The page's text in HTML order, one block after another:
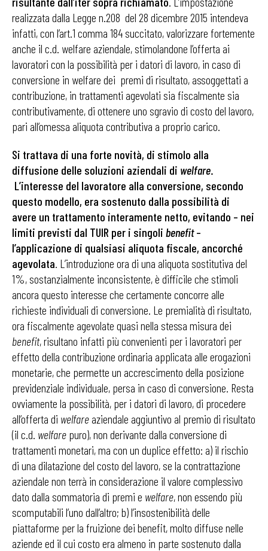
realizzata dalla Legge n.208 del 28 dicembre 2015 intendeva
infatti, con l’art.1 comma 184 succitato, valorizzare fortemente
anche il c.d. welfare aziendale, stimolandone l’offerta ai
lavoratori con la possibilità per i datori di lavoro, in caso di
conversione in welfare dei premi di risultato, assoggettati a
contribuzione, in trattamenti agevolati sia fiscalmente sia
contributivamente, di ottenere uno sgravio di costo del lavoro,
pari all’omessa aliquota contributiva a proprio carico.
Si trattava di una forte novità, di stimolo alla
diffusione delle soluzioni aziendali di welfare.
L’interesse del lavoratore alla conversione, secondo
questo modello, era sostenuto dalla possibilità di
avere un trattamento interamente netto, evitando – nei
limiti previsti dal TUIR per i singoli benefit–
l’applicazione di qualsiasi aliquota fiscale, ancorché
agevolata. L’introduzione ora di una aliquota sostitutiva del
1%, sostanzialmente inconsistente, è difficile che stimoli
ancora questo interesse che certamente concorre alle
richieste individuali di conversione. Le premialità di risultato,
ora fiscalmente agevolate quasi nella stessa misura dei
benefit, risultano infatti più convenienti per i lavoratori per
effetto della contribuzione ordinaria applicata alle erogazioni
monetarie, che permette un accrescimento della posizione
previdenziale individuale, persa in caso di conversione. Resta
ovviamente la possibilità, per i datori di lavoro, di procedere
all’offerta di welfare aziendale aggiuntivo al premio di risultato
(il c.d. welfare puro), non derivante dalla conversione di
trattamenti monetari, ma con un duplice effetto: a) il rischio
di una dilatazione del costo del lavoro, se la contrattazione
aziendale non terrà in considerazione il valore complessivo
dato dalla sommatoria di premi e welfare, non essendo più
scomputabili l’uno dall’altro; b) l’insostenibilità delle
piattaforme per la fruizione dei benefit, molto diffuse nelle
aziende ed il cui costo era almeno in parte sostenuto dalla